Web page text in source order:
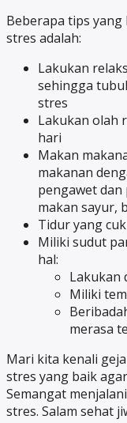
Beberapa tips yang
stres adalah:
Lakukan
sehingga
stres
Lakukan olah
hari
Makan
makanan
pengawet
makan sayur,
Tidur yang
Miliki sudut
hal:
Lakukan
Miliki
merasa
Mari kita kenali
stres yang baik
Semangat
stres. Salam sehat